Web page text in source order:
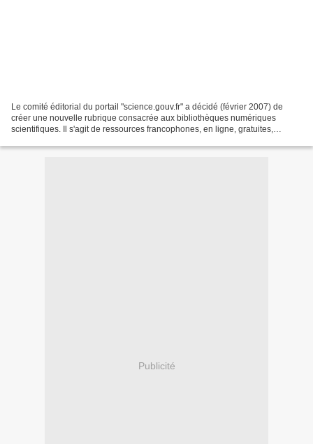
Le comité éditorial du portail "science.gouv.fr" a décidé (février 2007) de
créer une nouvelle rubrique consacrée aux bibliothèques numériques
scientifiques. Il s'agit de ressources francophones, en ligne, gratuites,
Publicité